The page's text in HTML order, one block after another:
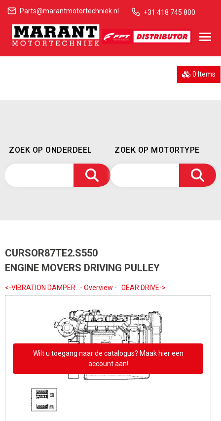
Parts@marantmotortechniek.nl +31 418 745 800
0 Items
ZOEK OP ONDERDEEL ZOEK OP MOTORTYPE
CURSOR87TE2.S550
ENGINE MOVERS DRIVING PULLEY
<-VIBRATION DAMPER - Overview - GEAR DRIVE->
Wilt u toegang naar de catalogus? Maak hier een
account aan!